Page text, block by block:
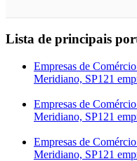
Lista de principais
Empresas de
Meridiano, SP121
Empresas de
Meridiano, SP121
Empresas de
Meridiano, SP121